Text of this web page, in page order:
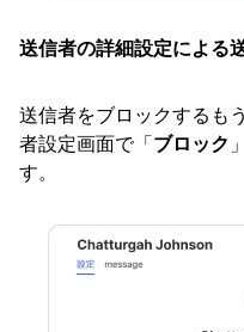
送信者の詳細設定による
送信者をブロックするも
者設定画面で「ブロック
す。